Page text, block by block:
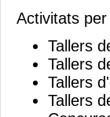
Activitats
Tallers
Tallers
Tallers
Tallers